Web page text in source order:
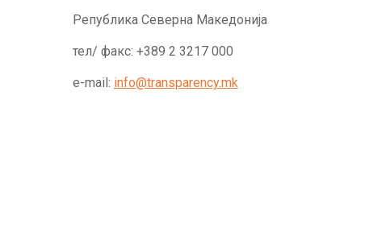
Република Северна Македонија
тел/ факс: +389 2 3217 000
e-mail: info@transparency.mk